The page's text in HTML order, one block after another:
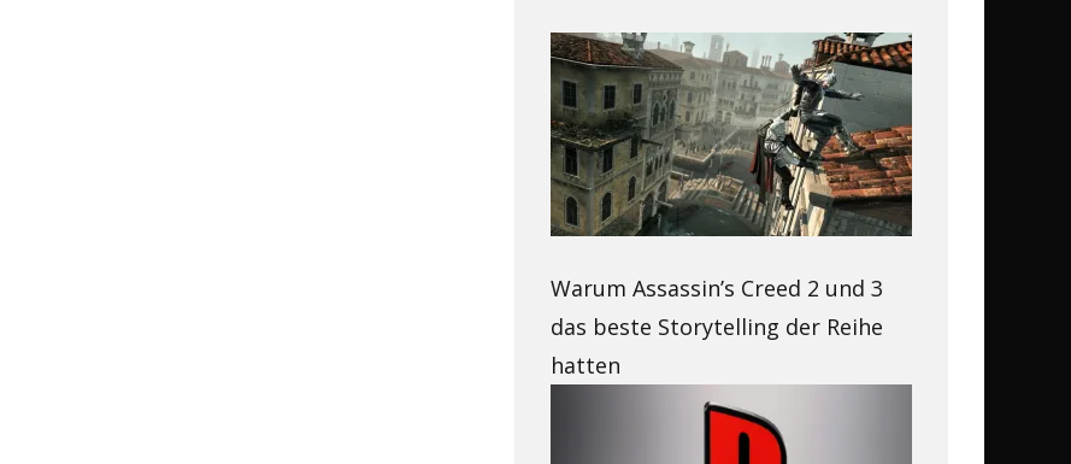
Warum Assassin’s Creed 2 und 3
das beste Storytelling der Reihe
hatten